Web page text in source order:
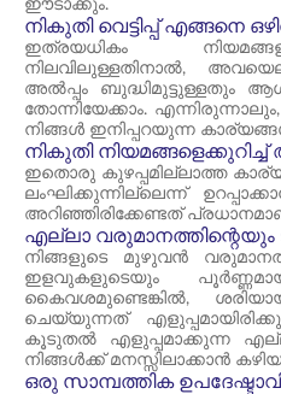
ഈടാക്കും.
നികുതി വെട്ടിപ്പ് എങ്ങനെ
ഇത്രയധികം
നിലവിലുള്ളതിനാൽ,
അൽപ്പം ബുദ്ധിമുട്ടുള്ളതും
തോന്നിയേക്കാം. എന്നിരുന്നാലും,
നിങ്ങൾ ഇനിപ്പറയുന്ന
നികുതി
ഇതൊരു കുഴപ്പമില്ലാത്ത
ലംഘിക്കുന്നില്ലെന്ന്
അറിഞ്ഞിരിക്കേണ്ടത്
എല്ലാ വരുമാനത്തിന്റെയും
നിങ്ങളുടെ മുഴുവൻ
ഇളവുകളുടെയും
കൈവശമുണ്ടെങ്കിൽ,
ചെയ്യുന്നത്
കൂടുതൽ എളുപ്പമാക്കുന്ന
നിങ്ങൾക്ക് മനസ്സിലാക്കാൻ
ഒരു സാമ്പത്തിക